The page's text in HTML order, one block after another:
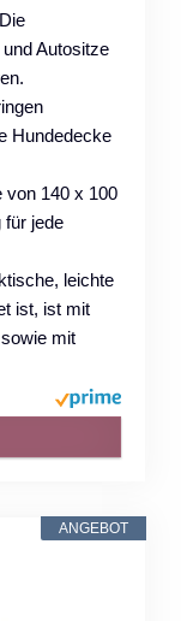
Autositze
Hundedecke
von 140 x 100
für jede
leichte
ist, ist mit
mit
ANGEBOT